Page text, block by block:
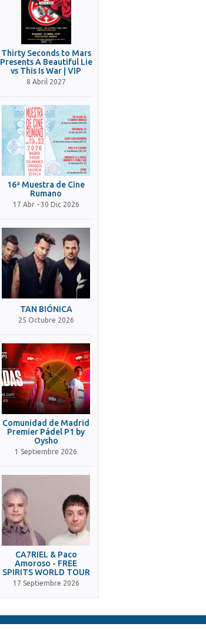
Thirty Seconds to Mars
Presents A Beautiful Lie
vs This Is War | VIP
8 Abril 2027
16ª Muestra de Cine
Rumano
17 Abr - 30 Dic 2026
TAN BIÓNICA
25 Octubre 2026
Comunidad de Madrid
Premier Pádel P1 by
Oysho
1 Septiembre 2026
CA7RIEL & Paco
Amoroso - FREE
SPIRITS WORLD TOUR
17 Septiembre 2026